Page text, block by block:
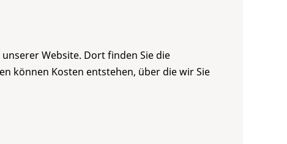
Website. Dort finden Sie die
können Kosten entstehen, über die wir Sie